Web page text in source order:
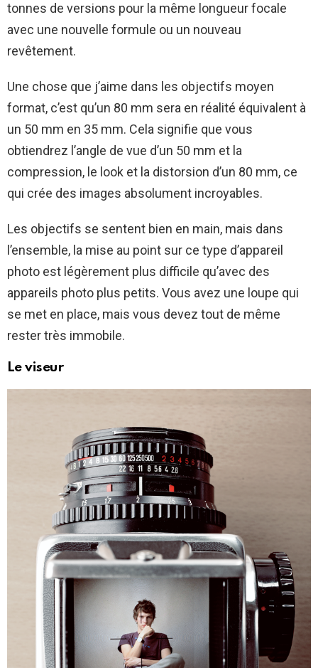
tonnes de versions pour la même longueur focale
avec une nouvelle formule ou un nouveau
revêtement.
Une chose que j’aime dans les objectifs moyen
format, c’est qu’un 80 mm sera en réalité équivalent à
un 50 mm en 35 mm. Cela signifie que vous
obtiendrez l’angle de vue d’un 50 mm et la
compression, le look et la distorsion d’un 80 mm, ce
qui crée des images absolument incroyables.
Les objectifs se sentent bien en main, mais dans
l’ensemble, la mise au point sur ce type d’appareil
photo est légèrement plus difficile qu’avec des
appareils photo plus petits. Vous avez une loupe qui
se met en place, mais vous devez tout de même
rester très immobile.
Le viseur